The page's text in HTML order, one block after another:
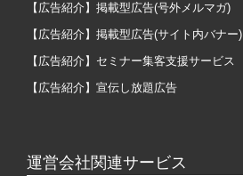
【広告紹介】掲載型広告(号外メルマガ)
【広告紹介】掲載型広告(サイト内バナー)
【広告紹介】セミナー集客支援サービス
【広告紹介】宣伝し放題広告
運営会社関連サービス